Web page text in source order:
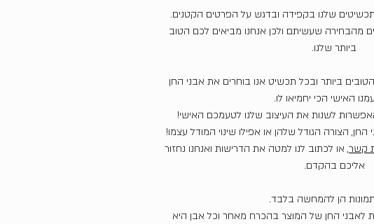
שלנו בקפידה ובדגש על הפרטים הקטנים.
מהבחירה שעשיתם ולכן אנחנו מביאים לכם הטוב
ביותר שלנו.
ביותר ובכל תכשיט אנו בוחרים את אבני החן
האישי הכי יחמיאו לו.
לשנות את העיצוב שלנו לטעמכם האישי!
הצורה הגודל שלהן או אפילו שינוי המודל עצמו!
קשר, או לכתוב לנו למטה את הדרישות ואנחנו נחזור
אליכם בהקדם.
הן להמחשה בלבד.
לאבני החן של המוצר בהכרח מאחר וכל אבן היא